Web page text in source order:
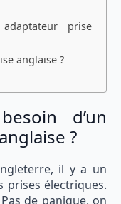
prise
anglaise ?
d’un
?
il y a un
prises électriques.
de panique, on